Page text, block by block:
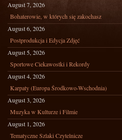
August 7, 2026
Bohaterowie, w których się zakochasz
August 6, 2026
Postprodukcja i Edycja Zdjęć
August 5, 2026
Sportowe Ciekawostki i Rekordy
August 4, 2026
Karpaty (Europa Środkowo-Wschodnia)
August 3, 2026
Muzyka w Kulturze i Filmie
August 1, 2026
Tematyczne Szlaki Czytelnicze